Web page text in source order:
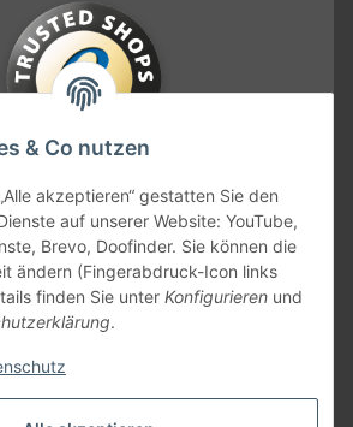
& Co nutzen
akzeptieren“ gestatten Sie den
auf unserer Website: YouTube,
Brevo, Doofinder. Sie können die
ändern (Fingerabdruck-Icon links
finden Sie unter Konfigurieren und
.